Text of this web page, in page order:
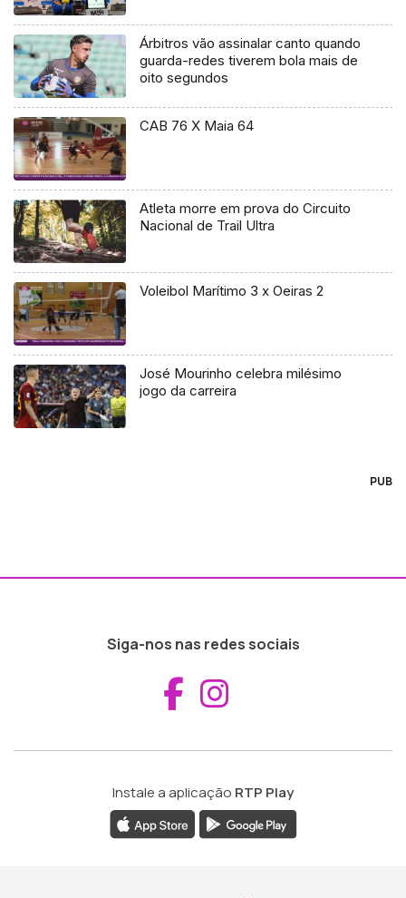
Árbitros vão assinalar canto quando
guarda-redes tiverem bola mais de
oito segundos
CAB 76 X Maia 64
Atleta morre em prova do Circuito
Nacional de Trail Ultra
Voleibol Marítimo 3 x Oeiras 2
José Mourinho celebra milésimo
jogo da carreira
PUB
Siga-nos nas redes sociais
Aceder ao
Instale a aplicação RTP Play